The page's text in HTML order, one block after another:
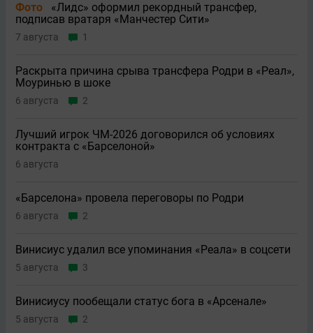
Фото
«Лидс» оформил рекордный трансфер,
подписав вратаря «Манчестер Сити»
7 августа 1
Раскрыта причина срыва трансфера Родри в «Реал»,
Моуринью в шоке
6 августа 2
Лучший игрок ЧМ-2026 договорился об условиях
контракта с «Барселоной»
6 августа
«Барселона» провела переговоры по Родри
6 августа 2
Винисиус удалил все упоминания «Реала» в соцсети
5 августа 3
Винисиусу пообещали статус бога в «Арсенале»
5 августа 2